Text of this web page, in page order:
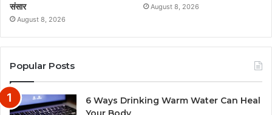
संसार
August 8, 2026
August 8, 2026
Popular Posts
6 Ways Drinking Warm Water Can Heal